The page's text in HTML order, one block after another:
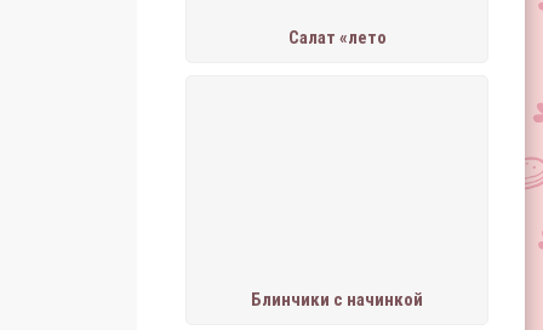
Салат «лето
Блинчики с начинкой